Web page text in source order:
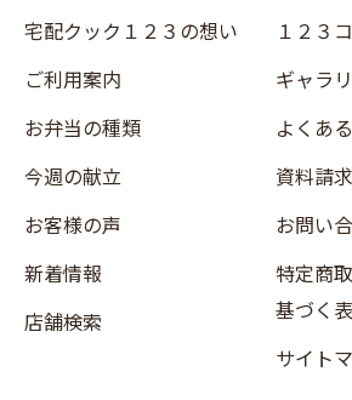
宅配クック１２３の想い
ご利用案内
お弁当の種類
今週の献立
お客様の声
新着情報
店舗検索
１２３
ギャラ
よくあ
資料請求
お問い
特定商
基づく
サイト